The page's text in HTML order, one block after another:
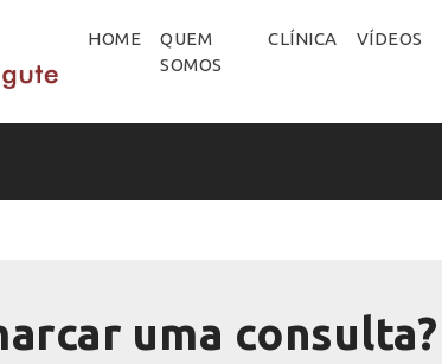
HOME
QUEM
SOMOS
CLÍNICA VÍDEOS
uma consulta?